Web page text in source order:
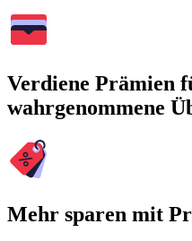
Verdiene Prämien
wahrgenommene
Mehr sparen mit